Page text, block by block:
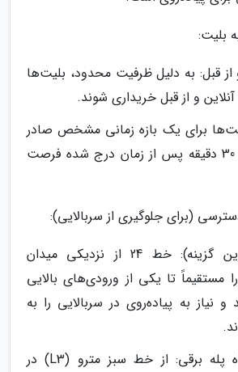
بلیت:
از قبل: به دلیل ظرفیت محدود، بلیت‌ها
و از قبل خریداری شوند.
برای یک بازه زمانی مشخص صادر
می‌شوند و تا 30 دقیقه پس از زمان درج شده فرصت
(برای جلوگیری از سربالایی):
اتوبوس (بهترین گزینه): خط 24 از نزدیکی میدان
را مستقیماً تا یکی از ورودی‌های بالایی
نیاز به پیاده‌روی در سربالایی را به
مترو به همراه پله برقی: از خط سبز مترو (L3) در